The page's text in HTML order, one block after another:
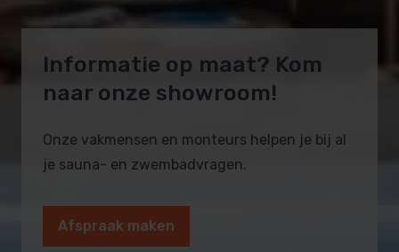
Informatie op maat? Kom
naar onze showroom!
Onze vakmensen en monteurs helpen je bij al
je sauna- en zwembadvragen.
Afspraak maken